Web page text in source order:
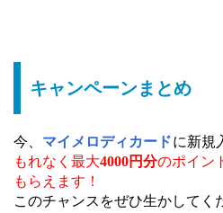
キャンペーンまとめ
今、 マイメロディカードに新規
もれなく最大4000円分のポイン
もらえます！
このチャンスをぜひ生かしてく